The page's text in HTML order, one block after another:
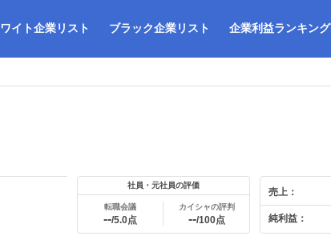
イト企業リスト ブラック企業リスト 企業利益ランキング
社員・元社員の評価
転職会議
--/5.0点
カイシャの評判
--/100点
売上：
純利益：